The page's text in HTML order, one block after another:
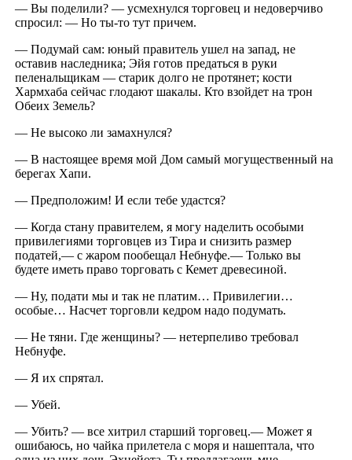
— Вы поделили? — усмехнулся торговец и недоверчиво
спросил: — Но ты-то тут причем.
— Подумай сам: юный правитель ушел на запад, не
оставив наследника; Эйя готов предаться в руки
пеленальщикам — старик долго не протянет; кости
Хармхаба сейчас глодают шакалы. Кто взойдет на трон
Обеих Земель?
— Не высоко ли замахнулся?
— В настоящее время мой Дом самый могущественный на
берегах Хапи.
— Предположим! И если тебе удастся?
— Когда стану правителем, я могу наделить особыми
привилегиями торговцев из Тира и снизить размер
податей,— с жаром пообещал Небнуфе.— Только вы
будете иметь право торговать с Кемет древесиной.
— Ну, подати мы и так не платим… Привилегии…
особые… Насчет торговли кедром надо подумать.
— Не тяни. Где женщины? — нетерпеливо требовал
Небнуфе.
— Я их спрятал.
— Убей.
— Убить? — все хитрил старший торговец.— Может я
ошибаюсь, но чайка прилетела с моря и нашептала, что